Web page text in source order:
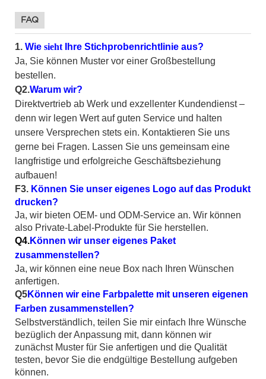
FAQ
1. Wie sieht
Ihre Stichprobenrichtlinie aus?
Ja, Sie können Muster vor einer Großbestellung
bestellen.
Q2.Warum wir?
Direktvertrieb ab Werk und exzellenter Kundendienst –
denn wir legen Wert auf guten Service und halten
unsere Versprechen stets ein. Kontaktieren Sie uns
gerne bei Fragen. Lassen Sie uns gemeinsam eine
langfristige und erfolgreiche Geschäftsbeziehung
aufbauen!
F3. Können Sie unser eigenes Logo auf das Produkt
drucken?
Ja, wir bieten OEM- und ODM-Service an. Wir können
also Private-Label-Produkte für Sie herstellen.
Q4.Können wir unser eigenes Paket
zusammenstellen?
Ja, wir können eine neue Box nach Ihren Wünschen
anfertigen.
Q5Können wir eine Farbpalette mit unseren eigenen
Farben zusammenstellen?
Selbstverständlich, teilen Sie mir einfach Ihre Wünsche
bezüglich der Anpassung mit, dann können wir
zunächst Muster für Sie anfertigen und die Qualität
testen, bevor Sie die endgültige Bestellung aufgeben
können.